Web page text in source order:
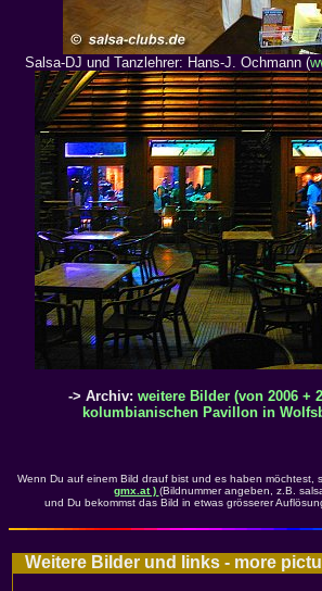
Salsa-DJ und Tanzlehrer: Hans-J. Ochmann (
-> Archiv: weitere Bilder (von 2006 +
kolumbianischen Pavillon in
Wenn Du auf einem Bild drauf bist und es haben möchtest,
gmx.at ) (Bildnummer angeben, z.B.
und Du bekommst das Bild in etwas grösserer
Weitere Bilder und links - more